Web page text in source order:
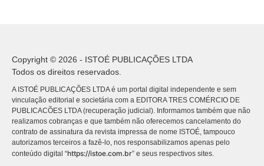
Copyright © 2026 - ISTOÉ PUBLICAÇÕES LTDA
Todos os direitos reservados.
A ISTOÉ PUBLICAÇÕES LTDA é um portal digital independente e sem
vinculação editorial e societária com a EDITORA TRES COMÉRCIO DE
PUBLICACÕES LTDA (recuperação judicial). Informamos também que não
realizamos cobranças e que também não oferecemos cancelamento do
contrato de assinatura da revista impressa de nome ISTOÉ, tampouco
autorizamos terceiros a fazê-lo, nos responsabilizamos apenas pelo
conteúdo digital “https://istoe.com.br” e seus respectivos sites.